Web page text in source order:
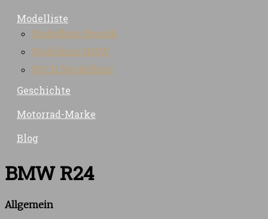
Modelliste
Modelliste Benelli
Modelliste BMW
PUCH Modellliste
Geschichte
Motorrad-Marke
Blog
BMW R24
Allgemein